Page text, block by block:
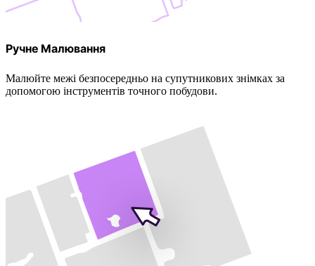
Ручне Малювання
Малюйте межі безпосередньо на супутникових знімках за
допомогою інструментів точного побудови.